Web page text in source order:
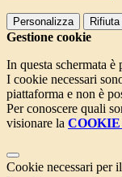
Personalizza
Gestione cookie
In questa schermata
I cookie necessari
piattaforma e non è
Per conoscere quali
visionare la
Cookie necessari per